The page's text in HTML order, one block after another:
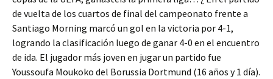
de vuelta de los cuartos de final del campeonato frente a
Santiago Morning marcó un gol en la victoria por 4-1,
logrando la clasificación luego de ganar 4-0 en el encuentro
de ida. El jugador más joven en jugar un partido fue
Youssoufa Moukoko del Borussia Dortmund (16 años y 1 día).